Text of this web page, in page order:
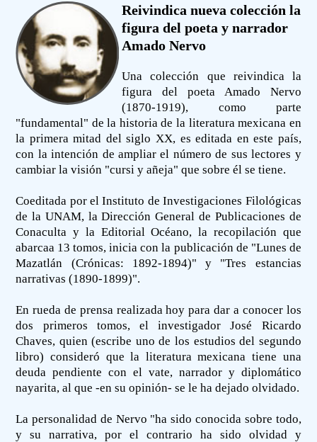
Reivindica nueva colección la
figura del poeta y narrador
Amado Nervo
Una colección que reivindica la
figura del poeta Amado Nervo
(1870-1919), como parte
"fundamental" de la historia de la literatura mexicana en
la primera mitad del siglo XX, es editada en este país,
con la intención de ampliar el número de sus lectores y
cambiar la visión "cursi y añeja" que sobre él se tiene.
Coeditada por el Instituto de Investigaciones Filológicas
de la UNAM, la Dirección General de Publicaciones de
Conaculta y la Editorial Océano, la recopilación que
abarcaa 13 tomos, inicia con la publicación de "Lunes de
Mazatlán (Crónicas: 1892-1894)" y "Tres estancias
narrativas (1890-1899)".
En rueda de prensa realizada hoy para dar a conocer los
dos primeros tomos, el investigador José Ricardo
Chaves, quien (escribe uno de los estudios del segundo
libro) consideró que la literatura mexicana tiene una
deuda pendiente con el vate, narrador y diplomático
nayarita, al que -en su opinión- se le ha dejado olvidado.
La personalidad de Nervo "ha sido conocida sobre todo,
y su narrativa, por el contrario ha sido olvidad y